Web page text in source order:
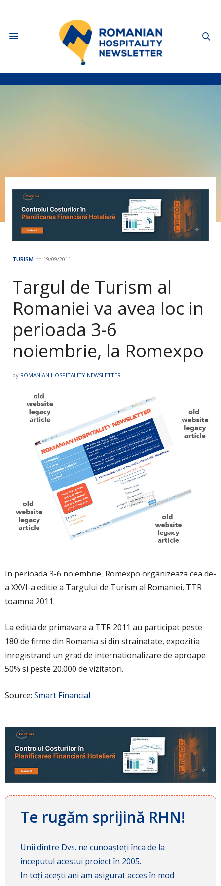
TURISM 19/09/2011
Targul de Turism al
Romaniei va avea loc in
perioada 3-6
noiembrie, la Romexpo
by ROMANIAN HOSPITALITY NEWSLETTER
In perioada 3-6 noiembrie, Romexpo organizeaza cea de-
a XXVI-a editie a Targului de Turism al Romaniei, TTR
toamna 2011.
La editia de primavara a TTR 2011 au participat peste
180 de firme din Romania si din strainatate, expozitia
inregistrand un grad de internationalizare de aproape
50% si peste 20.000 de vizitatori.
Source: Smart Financial
Te rugăm sprijină RHN!
Unii dintre Dvs. ne cunoașteți înca de la
începutul acestui proiect în 2005.
In toți acești ani am asigurat acces în mod